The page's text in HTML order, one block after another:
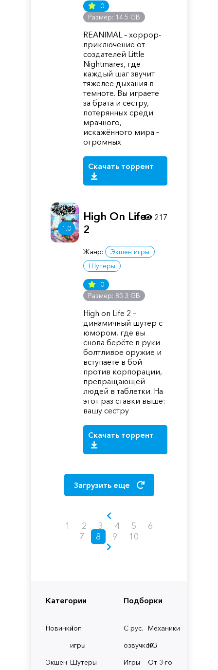
Категории
НовинкиТоп
игры
Экшен Шутеры
Подборки
С рус.
озвучкой
Механики
RG
Игры
От 3-го
0
Размер: 14.5 GB
REANIMAL – хоррор-
приключение от
создателей Little
Nightmares, где
каждый шаг звучит
тяжелее дыхания в
темноте. Вы играете
за брата и сестру,
потерянных среди
мрачного,
искажённого мира –
огромных
Скачать торрент
1.0
High On Life
2
Жанр:
Экшен игры
Шутеры
0
Размер: 85.3 GB
High on Life 2 –
динамичный шутер с
юмором, где вы
снова берёте в руки
болтливое оружие и
вступаете в бой
против корпорации,
превращающей
людей в таблетки. На
этот раз ставки выше:
вашу сестру
Скачать торрент
217
Загрузить еще
1 2 3 4 5
6
7
8 9 10